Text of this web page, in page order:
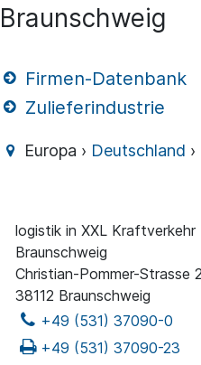
Braunschweig
Firmen-Datenbank
Zulieferindustrie
Europa › Deutschland ›
logistik in XXL Kraftverkehr
Braunschweig
Christian-Pommer-Strasse
38112 Braunschweig
+49 (531) 37090-0
+49 (531) 37090-23